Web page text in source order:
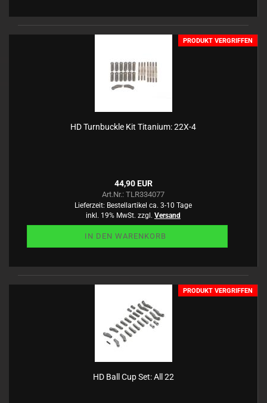
PRODUKT VERGRIFFEN
HD Turnbuckle Kit Titanium: 22X-4
44,90 EUR
Art.Nr.: TLR334077
Lieferzeit: Bestellartikel ca. 3-10 Tage
inkl. 19% MwSt. zzgl. Versand
IN DEN WARENKORB
PRODUKT VERGRIFFEN
HD Ball Cup Set: All 22